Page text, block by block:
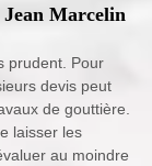
Marcelin
prudent. Pour
devis peut
de gouttière.
laisser les
au moindre